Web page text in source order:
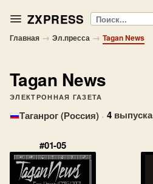
ZXPRESS Поиск
Главная → Эл.пресса → Tagan News
Tagan News
ЭЛЕКТРОННАЯ ГАЗЕТА
Таганрог (Россия) · 4 выпуска
#01-05